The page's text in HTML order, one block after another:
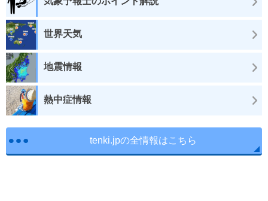
世界天気
地震情報
熱中症情報
tenki.jpの全情報はこちら